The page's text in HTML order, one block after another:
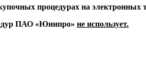
процедурах на электронных
ПАО «Юнипро» не использует.